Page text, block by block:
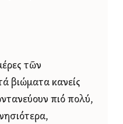
τῶν
βιώματα κανείς
πιό πολύ,